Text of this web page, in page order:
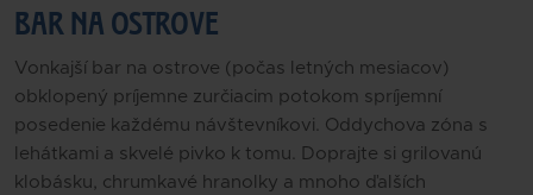
BAR NA OSTROVE
Vonkajší bar na ostrove (počas letných mesiacov)
obklopený príjemne zurčiacim potokom spríjemní
posedenie každému návštevníkovi. Oddychova zóna s
lehátkami a skvelé pivko k tomu. Doprajte si grilovanú
klobásku, chrumkavé hranolky a mnoho ďalších